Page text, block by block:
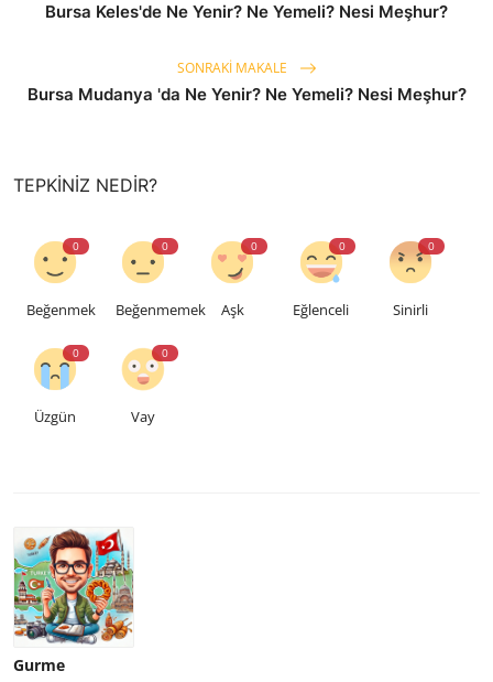
Bursa Keles'de Ne Yenir? Ne Yemeli? Nesi Meşhur?
SONRAKI MAKALE
Bursa Mudanya 'da Ne Yenir? Ne Yemeli? Nesi Meşhur?
TEPKINIZ NEDIR?
0
Beğenmek
0
Beğenmemek
0
Aşk
0
Eğlenceli
0
Sinirli
0
Üzgün
0
Vay
Gurme